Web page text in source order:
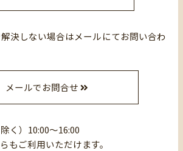
決しない場合はメールにてお問い合わ
メールでお問合せ
く）10:00～16:00
もご利用いただけます。